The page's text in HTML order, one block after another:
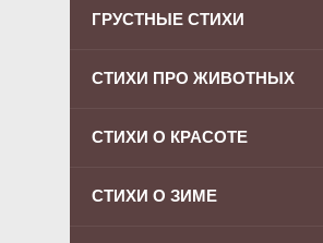
ГРУСТНЫЕ СТИХИ
СТИХИ ПРО ЖИВОТНЫХ
СТИХИ О КРАСОТЕ
СТИХИ О ЗИМЕ